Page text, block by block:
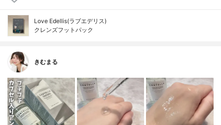
Love Edellis(ラブエデリス)
クレンズフットパック
きむまる